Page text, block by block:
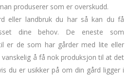
produserer som er overskudd.
eller landbruk du har så kan du få
dine behov. De eneste som
er de som har gårder med lite eller
å få nok produksjon til at det
du er usikker på om din gård ligger i